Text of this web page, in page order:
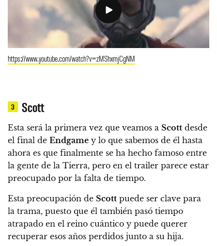
https://www.youtube.com/watch?v=zMShxmjCgNM
3 Scott
Esta será la primera vez que veamos a Scott desde
el final de Endgame y lo que sabemos de él hasta
ahora es que finalmente se ha hecho famoso entre
la gente de la Tierra, pero en el trailer parece estar
preocupado por la falta de tiempo.
Esta preocupación de Scott puede ser clave para
la trama, puesto que él también pasó tiempo
atrapado en el reino cuántico y puede querer
recuperar esos años perdidos junto a su hija.